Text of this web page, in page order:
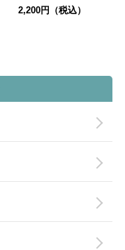
2,200円（税込）